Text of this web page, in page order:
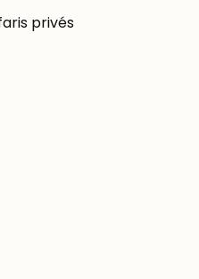
avec activités et
offre un
privés